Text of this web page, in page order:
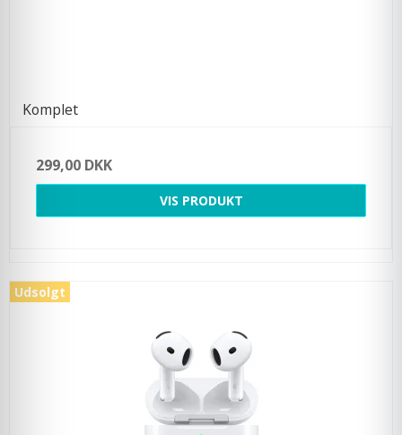
Komplet
299,00 DKK
VIS PRODUKT
Udsolgt